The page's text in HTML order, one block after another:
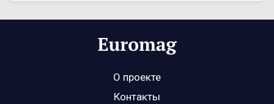
О проекте
Контакты